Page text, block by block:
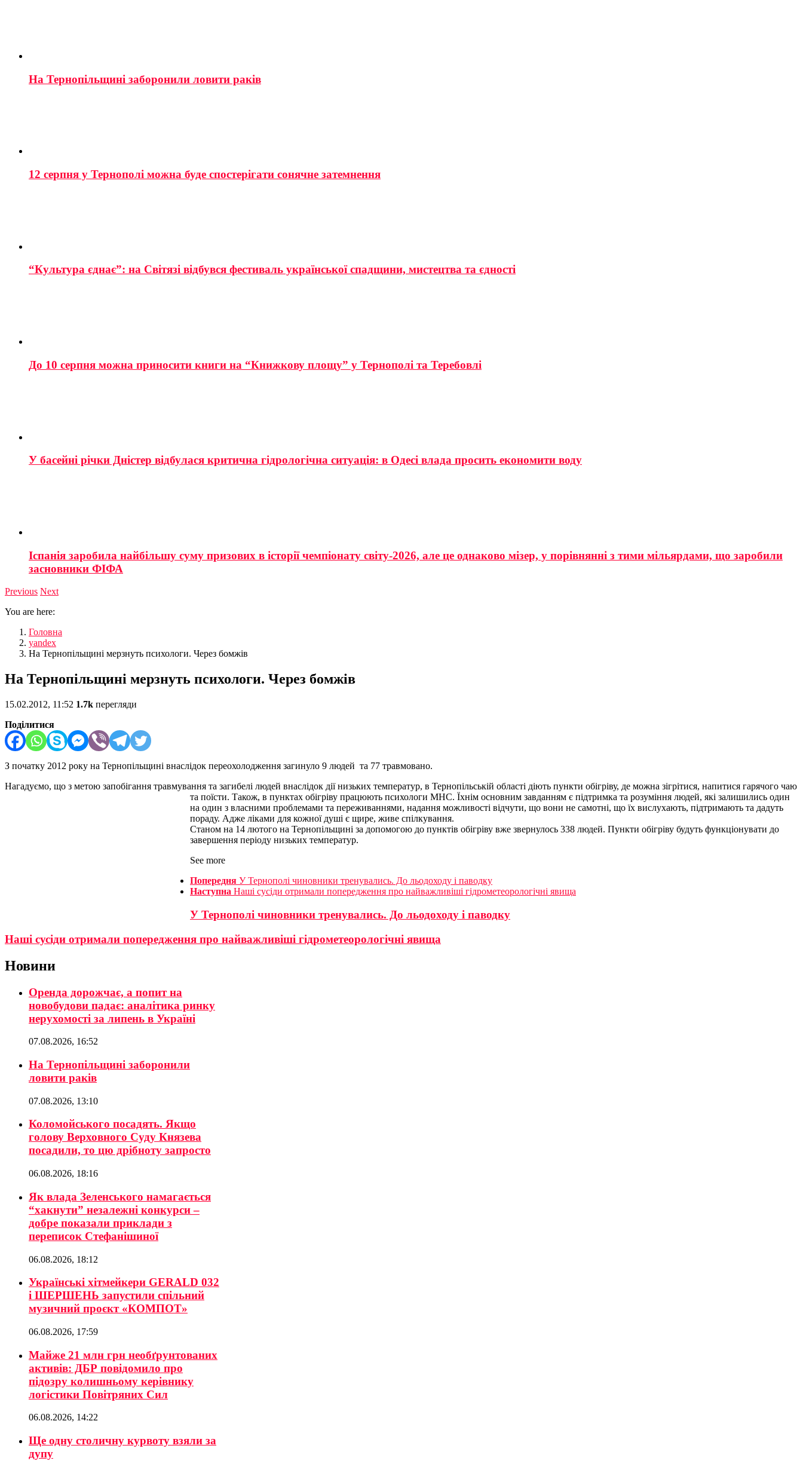
На Тернопільщині заборонили ловити раків
12 серпня у Тернополі можна буде спостерігати сонячне затемнення
“Культура єднає”: на Світязі відбувся фестиваль української спадщини, мистецтва та єдності
До 10 серпня можна приносити книги на “Книжкову площу” у Тернополі та Теребовлі
У басейні річки Дністер відбулася критична гідрологічна ситуація: в Одесі влада просить економити воду
Іспанія заробила найбільшу суму призових в історії чемпіонату світу-2026, але це однаково мізер, у порівнянні з тими мільярдами, що заробили
засновники ФІФА
Previous Next
You are here:
Головна
yandex
На Тернопільщині мерзнуть психологи. Через бомжів
На Тернопільщині мерзнуть психологи. Через бомжів
15.02.2012, 11:52 1.7k перегляди
Поділитися
З початку 2012 року на Тернопільщині внаслідок переохолодження загинуло 9 людей та 77 травмовано.
Нагадуємо, що з метою запобігання травмування та загибелі людей внаслідок дії низьких температур, в Тернопільській області діють пункти обігріву, де можна зігрітися, напитися гарячого чаю
та поїсти. Також, в пунктах обігріву працюють психологи МНС. Їхнім основним завданням є підтримка та розуміння людей, які залишились один
на один з власними проблемами та переживаннями, надання можливості відчути, що вони не самотні, що їх вислухають, підтримають та дадуть
пораду. Адже ліками для кожної душі є щире, живе спілкування.
Станом на 14 лютого на Тернопільщині за допомогою до пунктів обігріву вже звернулось 338 людей. Пункти обігріву будуть функціонувати до
завершення періоду низьких температур.
See more
Попередня У Тернополі чиновники тренувались. До льодоходу і паводку
Наступна Наші сусіди отримали попередження про найважливіші гідрометеорологічні явища
У Тернополі чиновники тренувались. До льодоходу і паводку
Наші сусіди отримали попередження про найважливіші гідрометеорологічні явища
Новини
Оренда дорожчає, а попит на
новобудови падає: аналітика ринку
нерухомості за липень в Україні
07.08.2026, 16:52
На Тернопільщині заборонили
ловити раків
07.08.2026, 13:10
Коломойського посадять. Якщо
голову Верховного Суду Князева
посадили, то цю дрібноту запросто
06.08.2026, 18:16
Як влада Зеленського намагається
“хакнути” незалежні конкурси –
добре показали приклади з
переписок Стефанішиної
06.08.2026, 18:12
Українські хітмейкери GERALD 032
і ШЕРШЕНЬ запустили спільний
музичний проєкт «КОМПОТ»
06.08.2026, 17:59
Майже 21 млн грн необґрунтованих
активів: ДБР повідомило про
підозру колишньому керівнику
логістики Повітряних Сил
06.08.2026, 14:22
Ще одну столичну курвоту взяли за
дупу